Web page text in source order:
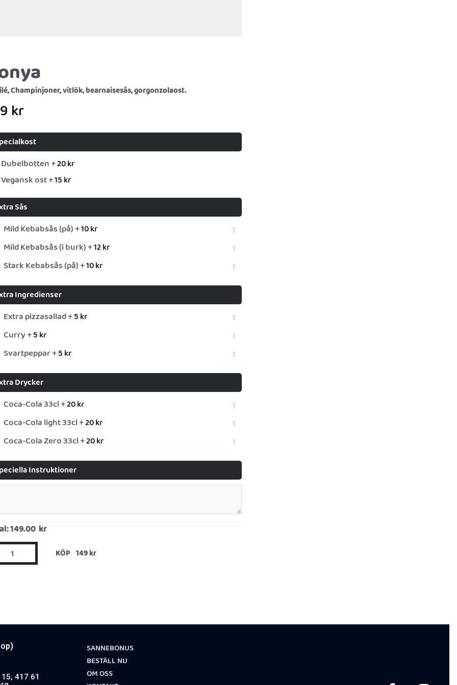
Champinjoner, vitlök, bearnaisesås, gorgonzolaost.
kr
Dubelbotten +20kr
Vegansk ost +15 kr
Sås
Mild Kebabsås (på) +10kr
Mild Kebabsås (i burk) +12kr
Stark Kebabsås (på) +10kr
Ingredienser
Extra pizzasallad +5 kr
Curry +5 kr
Svartpeppar +5 kr
Drycker
Coca-Cola 33cl +20kr
Coca-Cola light 33cl +20kr
Coca-Cola Zero 33cl +20kr
Instruktioner
149.00 kr
KÖP
417 61
SANNEBONUS
BESTÄLL NU
OM OSS